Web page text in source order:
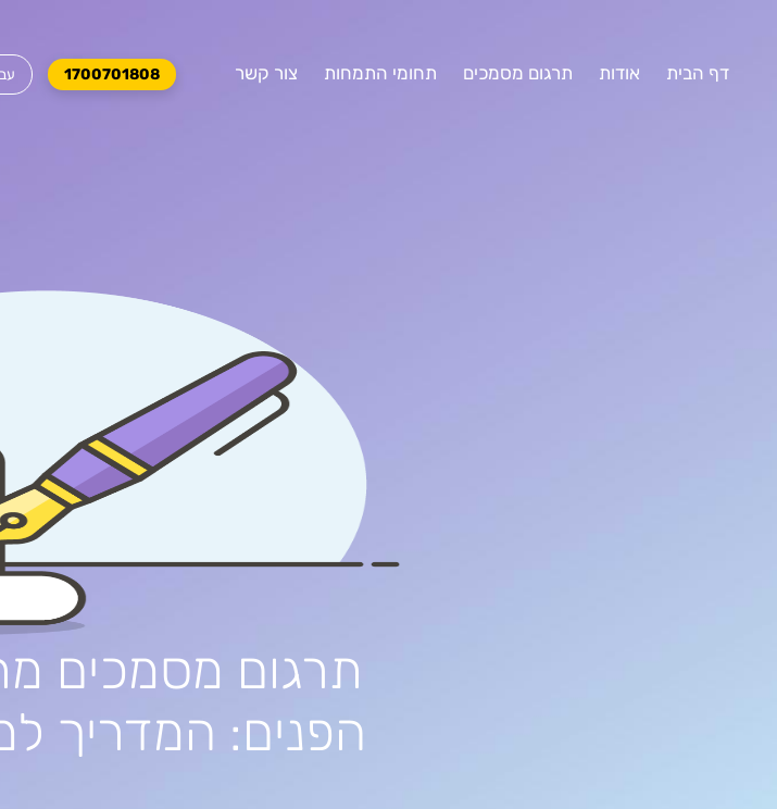
דף הבית אודות תרגום מסמכים תחומי התמחות צור קשר 1700701808
תרגום מסמכים
הפנים: המדריך